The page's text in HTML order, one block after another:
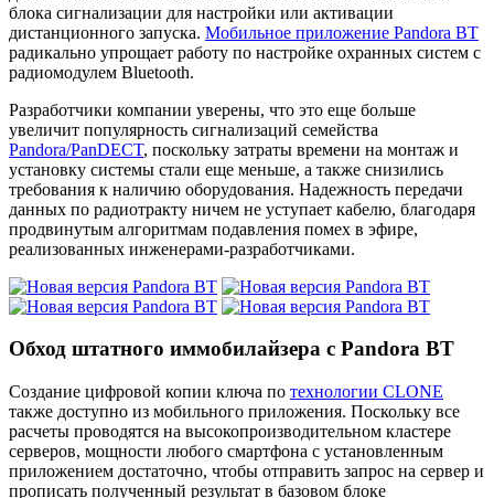
блока сигнализации для настройки или активации
дистанционного запуска. Мобильное приложение Pandora BT
радикально упрощает работу по настройке охранных систем с
радиомодулем Bluetooth.
Разработчики компании уверены, что это еще больше
увеличит популярность сигнализаций семейства
Pandora/PanDECT, поскольку затраты времени на монтаж и
установку системы стали еще меньше, а также снизились
требования к наличию оборудования. Надежность передачи
данных по радиотракту ничем не уступает кабелю, благодаря
продвинутым алгоритмам подавления помех в эфире,
реализованных инженерами-разработчиками.
Обход штатного иммобилайзера с Pandora BT
Создание цифровой копии ключа по технологии CLONE
также доступно из мобильного приложения. Поскольку все
расчеты проводятся на высокопроизводительном кластере
серверов, мощности любого смартфона с установленным
приложением достаточно, чтобы отправить запрос на сервер и
прописать полученный результат в базовом блоке